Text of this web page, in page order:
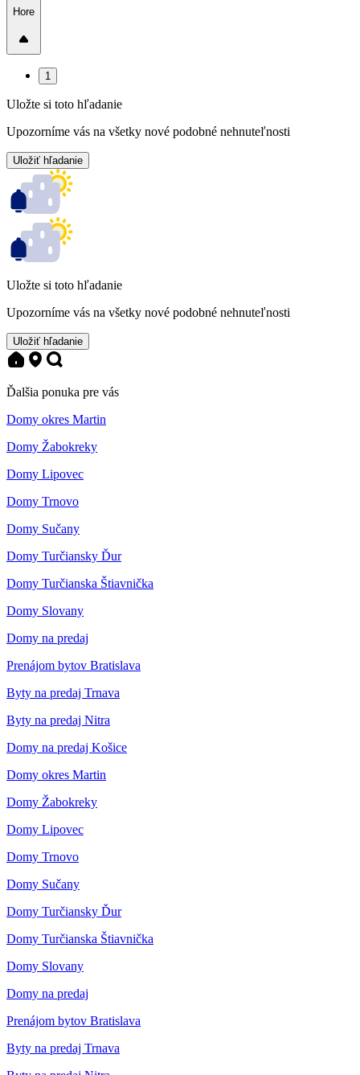
Hore
1
Uložte si toto hľadanie
Upozorníme vás na všetky nové podobné nehnuteľnosti
Uložiť hľadanie
Uložte si toto hľadanie
Upozorníme vás na všetky nové podobné nehnuteľnosti
Uložiť hľadanie
Ďalšia ponuka pre vás
Domy okres Martin
Domy Žabokreky
Domy Lipovec
Domy Trnovo
Domy Sučany
Domy Turčiansky Ďur
Domy Turčianska Štiavnička
Domy Slovany
Domy na predaj
Prenájom bytov Bratislava
Byty na predaj Trnava
Byty na predaj Nitra
Domy na predaj Košice
Domy okres Martin
Domy Žabokreky
Domy Lipovec
Domy Trnovo
Domy Sučany
Domy Turčiansky Ďur
Domy Turčianska Štiavnička
Domy Slovany
Domy na predaj
Prenájom bytov Bratislava
Byty na predaj Trnava